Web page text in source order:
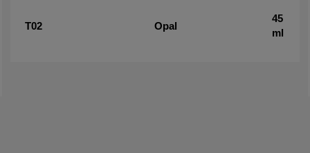
T02 Opal
45
ml